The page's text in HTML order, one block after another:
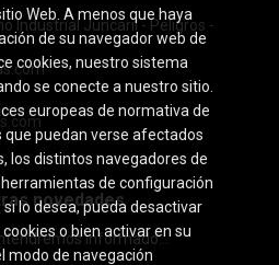
Industrial Juncaril - Peligros -
novedades
informado...
Web. A menos que haya
de su navegador web de
cookies, nuestro sistema
se conecte a nuestro sitio.
europeas de normativa de
puedan verse afectados
los distintos navegadores de
de configuración
si lo desea, pueda desactivar
o bien activar en su
modo de navegación